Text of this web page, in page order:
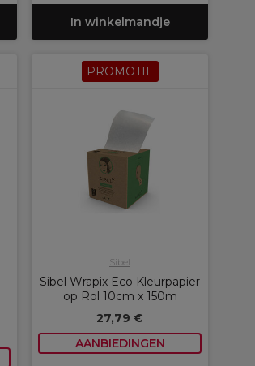
In winkelmandje
PROMOTIE
Sibel
Sibel Wrapix Eco Kleurpapier
op Rol 10cm x 150m
27,79 €
AANBIEDINGEN